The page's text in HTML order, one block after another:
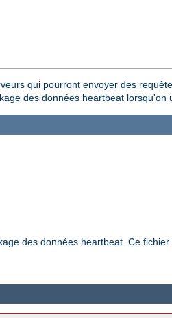
qui pourront envoyer des
des données heartbeat lorsqu'on
des données heartbeat. Ce